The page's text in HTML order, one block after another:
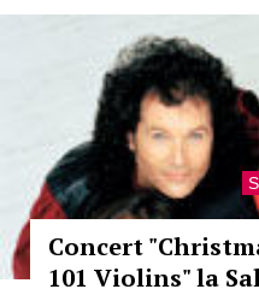
Concert
101 Violins" la